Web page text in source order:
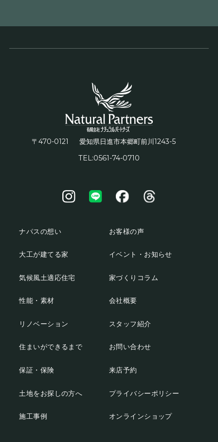
〒470-0121 愛知県日進市本郷町前川 1243-5
TEL:0561-74-0710
ナパスの想い
大工が建てる家
気候風土適応住宅
性能・素材
リノベーション
住まいができるまで
保証・保険
土地をお探しの方へ
施工事例
お客様の声
イベント・お知らせ
家づくりコラム
会社概要
スタッフ紹介
お問い合わせ
来店予約
プライバシーポリシー
オンラインショップ